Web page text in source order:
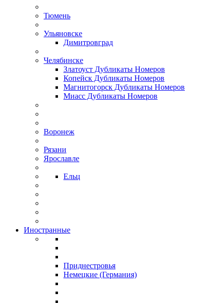
Тюмень
Ульяновске
Димитровград
Челябинске
Златоуст Дубликаты Номеров
Копейск Дубликаты Номеров
Магнитогорск Дубликаты Номеров
Миасс Дубликаты Номеров
Воронеж
Рязани
Ярославле
Ельц
Иностранные
Приднестровья
Немецкие (Германия)